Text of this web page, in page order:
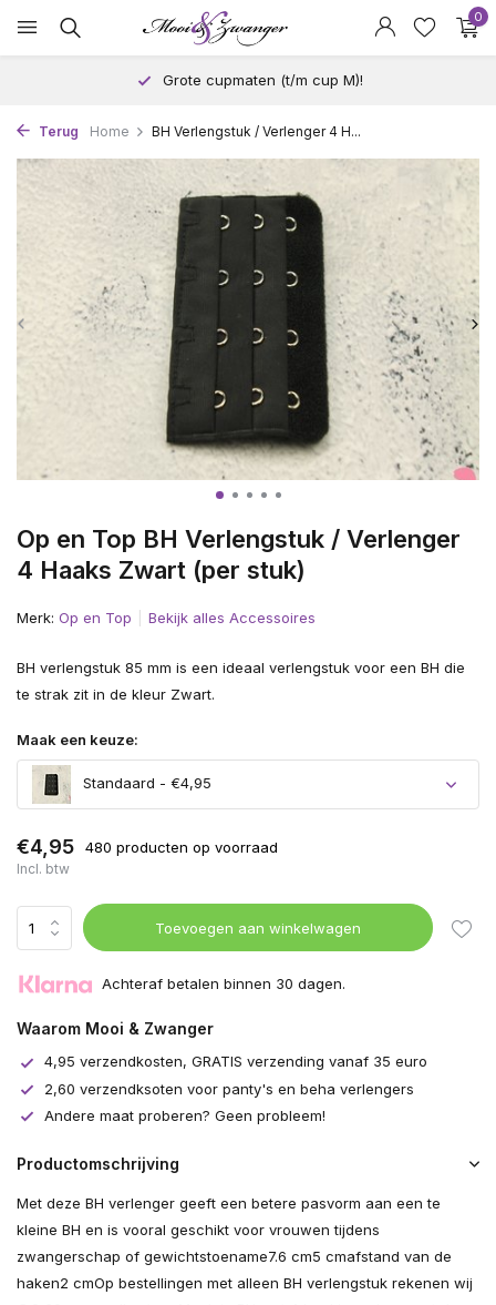
0
Grote cupmaten (t/m cup M)!
Terug Home BH Verlengstuk / Verlenger 4 H...
Op en Top BH Verlengstuk / Verlenger
4 Haaks Zwart (per stuk)
Merk: Op en Top Bekijk alles Accessoires
BH verlengstuk 85 mm is een ideaal verlengstuk voor een BH die
te strak zit in de kleur Zwart.
Maak een keuze:
Standaard - €4,95
€4,95 480 producten op voorraad
Incl. btw
Toevoegen aan winkelwagen
Achteraf betalen binnen 30 dagen.
Waarom Mooi & Zwanger
4,95 verzendkosten, GRATIS verzending vanaf 35 euro
2,60 verzendksoten voor panty's en beha verlengers
Andere maat proberen? Geen probleem!
Productomschrijving
Met deze BH verlenger geeft een betere pasvorm aan een te
kleine BH en is vooral geschikt voor vrouwen tijdens
zwangerschap of gewichtstoename7.6 cm5 cmafstand van de
haken2 cmOp bestellingen met alleen BH verlengstuk rekenen wij